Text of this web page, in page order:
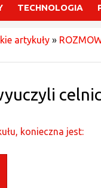
TECHNOLOGIA
artykuły »
konieczna jest: